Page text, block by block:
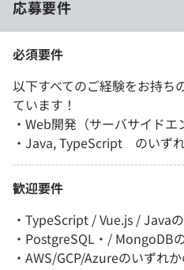
応募要件
必須要件
以下すべてのご経験をお持ち
ています！
・Web開発（サーバサイド
・Java, TypeScript のいず
歓迎要件
・TypeScript / Vue.js / Java
・PostgreSQL・/ MongoDB
・AWS/GCP/Azureのいずれ